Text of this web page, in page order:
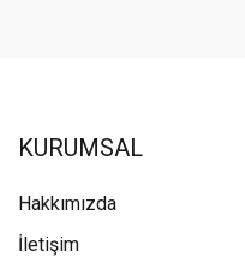
KURUMSAL
Hakkımızda
İletişim